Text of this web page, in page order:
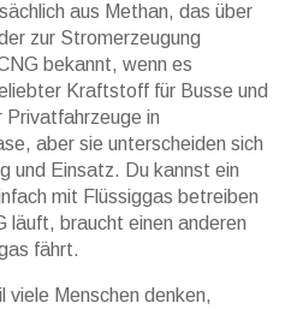
aus Methan, das über
zur Stromerzeugung
bekannt, wenn es
Kraftstoff für Busse und
Privatfahrzeuge in
aber sie unterscheiden sich
und Einsatz. Du kannst ein
mit Flüssiggas betreiben
läuft, braucht einen anderen
fährt.
viele Menschen denken,